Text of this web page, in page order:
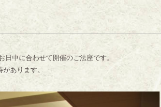
中に合わせて開催のご法座です。
あります。